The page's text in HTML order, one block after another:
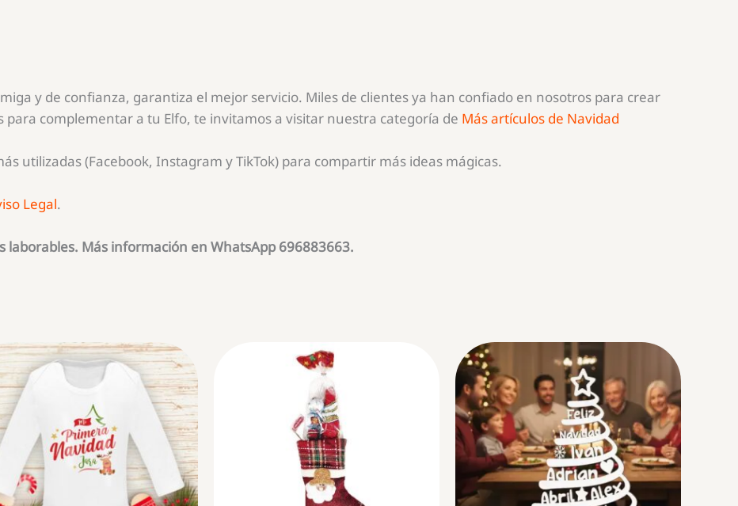
y de confianza, garantiza el mejor servicio. Miles de clientes ya han confiado en nosotros para crear
para complementar a tu Elfo, te invitamos a visitar nuestra categoría de Más artículos de Navidad
utilizadas (Facebook, Instagram y TikTok) para compartir más ideas mágicas.
Legal.
laborables. Más información en WhatsApp 696883663.